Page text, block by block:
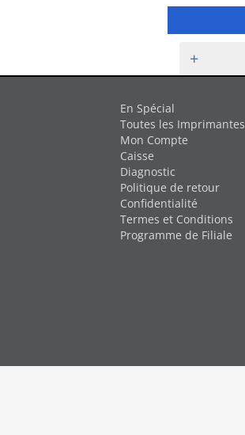
+
En Spécial
Toutes les Imprimantes
Mon Compte
Caisse
Diagnostic
Politique de retour
Confidentialité
Termes et Conditions
Programme de Filiale